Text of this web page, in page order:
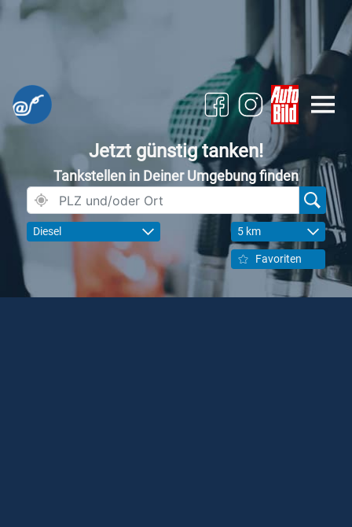
Jetzt günstig tanken!
Tankstellen in Deiner Umgebung finden
Diesel 5 km
Favoriten